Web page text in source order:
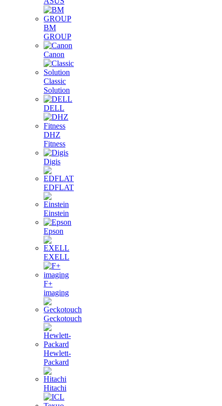
BM
GROUP
Canon
Classic
Solution
DELL
DHZ
Fitness
Digis
EDFLAT
Einstein
Epson
EXELL
F+
imaging
Geckotouch
Hewlett-
Packard
Hitachi